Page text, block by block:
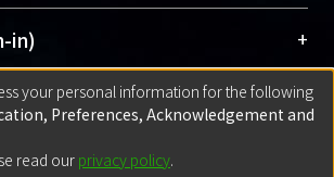
（點選深入了解OA）
，請確認該版權所有者及第三方同
。
that the submission is your
and that you have the right to
to upload.
版的全文電子檔，可使用
Guide)
Manual)
(Booking Service)
in) +
大學計算機中心帳號登入
Email Account)
帳號登入(With ORCID)
+
更新ORCID者，以ID匯入
your personal information for the following
Preferences, Acknowledgement and
read our privacy policy.